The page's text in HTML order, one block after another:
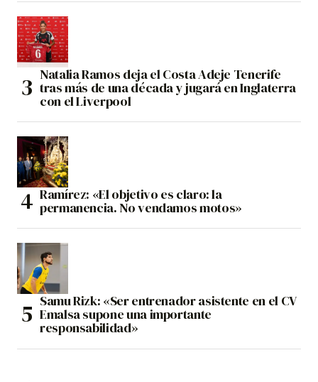
Natalia Ramos deja el Costa Adeje Tenerife
tras más de una década y jugará en Inglaterra
con el Liverpool
Ramírez: «El objetivo es claro: la
permanencia. No vendamos motos»
Samu Rizk: «Ser entrenador asistente en el CV
Emalsa supone una importante
responsabilidad»